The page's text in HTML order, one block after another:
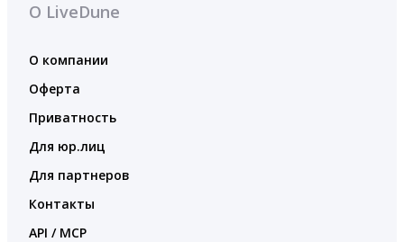
О LiveDune
О компании
Оферта
Приватность
Для юр.лиц
Для партнеров
Контакты
API / MCP